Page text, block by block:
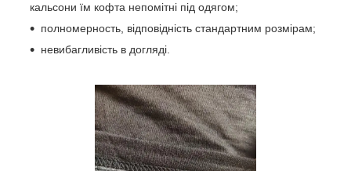
кальсони їм кофта непомітні під одягом;
полномерность, відповідність стандартним розмірам;
невибагливість в догляді.